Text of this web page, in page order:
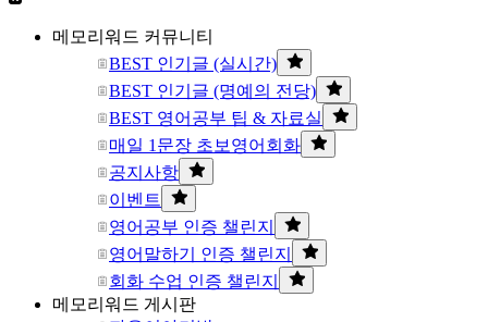
메모리워드 커뮤니티
BEST 인기글 (실시간)
BEST 인기글 (명예의 전당)
BEST 영어공부 팁 & 자료실
매일 1문장 초보영어회화
공지사항
이벤트
영어공부 인증 챌린지
영어말하기 인증 챌린지
회화 수업 인증 챌린지
메모리워드 게시판